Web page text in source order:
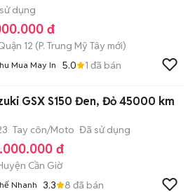
dụng
đ
12 (P. Trung Mỹ Tây mới)
Mua May In 5.0 1 đã bán
GSX S150 Đen, Đỏ 45000 km
Tay côn/Moto Đã sử dụng
đ
Cần Giờ
Nhanh 3.3 8 đã bán